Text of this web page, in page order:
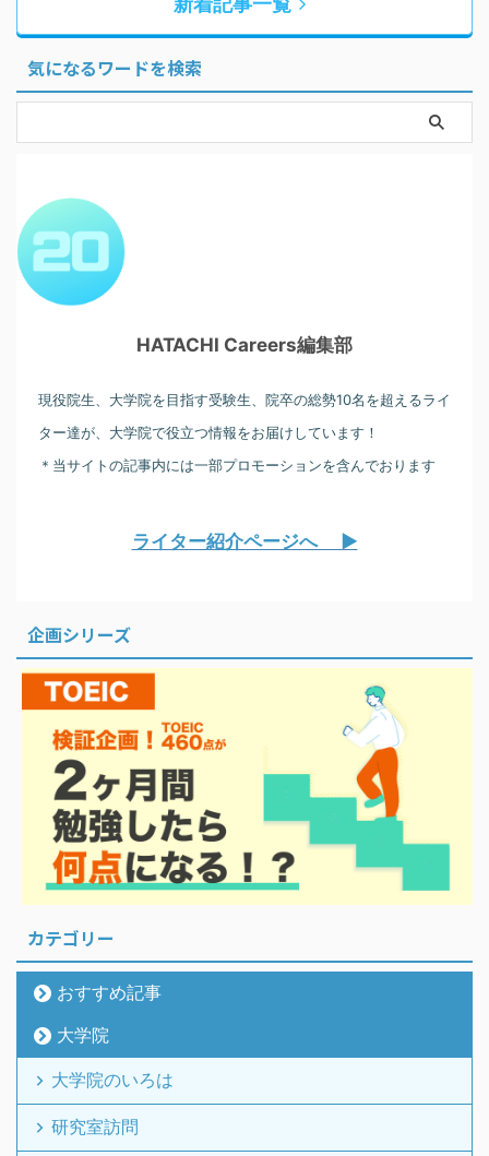
気になるワードを検索
HATACHI Careers編集部
現役院生、大学院を目指す受験生、院卒の総勢10名を超えるライ
ター達が、大学院で役立つ情報をお届けしています！
＊当サイトの記事内には一部プロモーションを含んでおります
ライター紹介ページへ ▶︎
企画シリーズ
カテゴリー
おすすめ記事
大学院
大学院のいろは
研究室訪問